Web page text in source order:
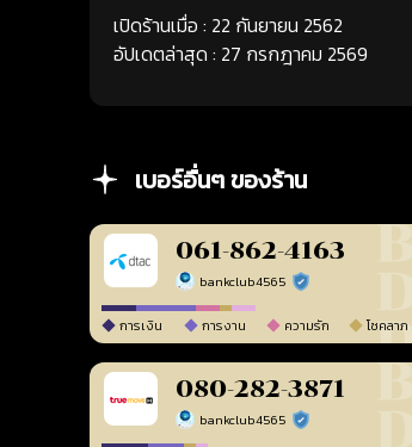
เปิดร้านเมื่อ : 22 กันยายน 2562
อัปเดตล่าสุด : 27 กรกฎาคม 2569
เบอร์อื่นๆ ของร้าน
061-862-4163
bankclub4565 ร้านยืนยันแล้ว
การเงิน การงาน ความรัก โชคลาภ
080-282-3871
bankclub4565 ร้านยืนยันแล้ว